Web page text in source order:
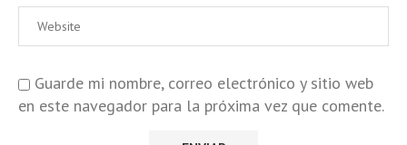
Guarde mi nombre, correo electrónico y sitio web
en este navegador para la próxima vez que comente.